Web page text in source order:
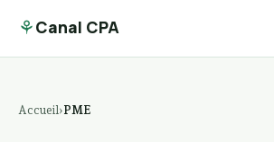
⚘Canal CPA
Accueil PME